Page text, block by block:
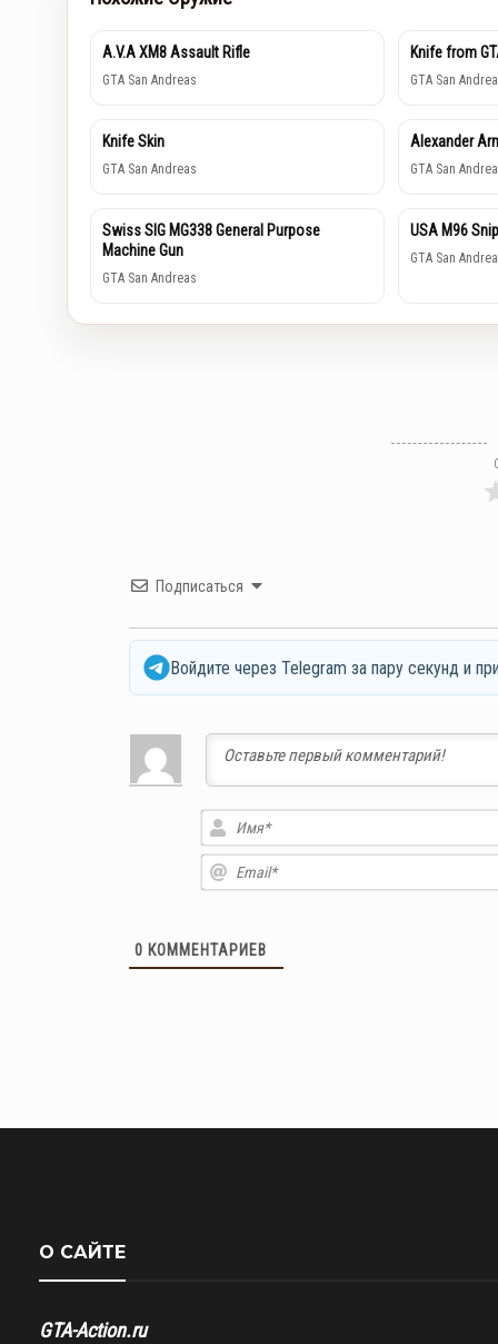
A.V.A XM8 Assault Rifle
GTA San Andreas
Knife from
GTA San
Knife Skin
GTA San Andreas
Alexander
GTA San
Swiss SIG MG338 General Purpose
Machine Gun
GTA San Andreas
USA M96
GTA San
Подписаться
Войдите через Telegram за пару секунд и
0 КОММЕНТАРИЕВ
О САЙТЕ
GTA-Action.ru